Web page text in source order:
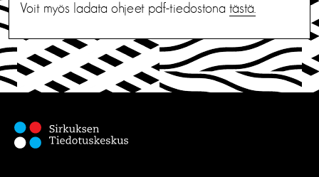
Voit myös ladata ohjeet pdf-tiedostona tästä.